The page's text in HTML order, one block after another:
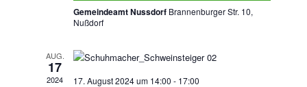
Gemeindeamt Nussdorf Brannenburger Str. 10,
Nußdorf
AUG.
17
2024 17. August 2024 um 14:00 - 17:00